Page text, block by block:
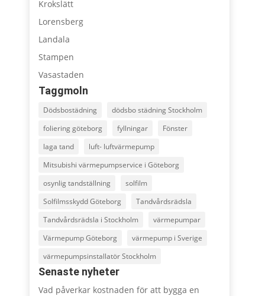
Krokslätt
Lorensberg
Landala
Stampen
Vasastaden
Taggmoln
Dödsbostädning
dödsbo städning Stockholm
foliering göteborg
fyllningar
Fönster
laga tand
luft- luftvärmepump
Mitsubishi värmepumpservice i Göteborg
osynlig tandställning
solfilm
Solfilmsskydd Göteborg
Tandvårdsrädsla
Tandvårdsrädsla i Stockholm
värmepumpar
Värmepump Göteborg
värmepump i Sverige
värmepumpsinstallatör Stockholm
Senaste nyheter
Vad påverkar kostnaden för att bygga en